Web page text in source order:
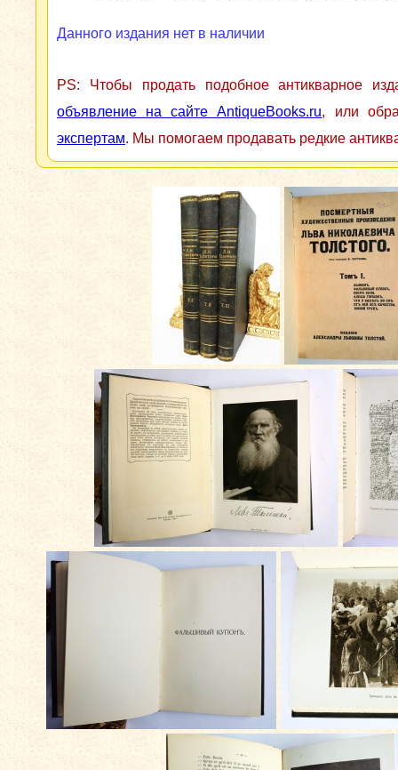
Данного издания нет в наличии
PS: Чтобы продать подобное антикварное
объявление на сайте AntiqueBooks.ru, или
экспертам. Мы помогаем продавать редкие